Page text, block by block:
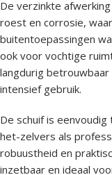
De verzinkte
roest en corrosie,
buitentoepassingen
ook voor vochtige
langdurig
intensief gebruik.
De schuif is
het-zelvers als
robuustheid en
inzetbaar en ideaal